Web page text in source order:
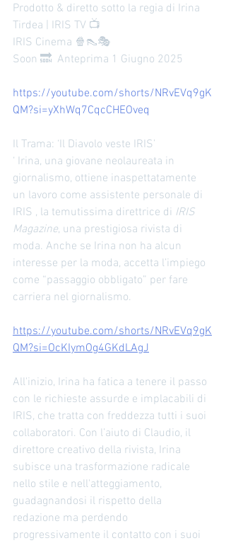
formazione moda professionale offre:
Corsi pratici e teorici Esperienze sul
campo Consulenze
Prodotto & diretto sotto la regia di Irina
Tirdea | IRIS TV 📺
IRIS Cinema 🍿👠🎭
Soon 🔜  Anteprima 1 Giugno 2025
https://youtube.com/shorts/NRvEVq9gK
QM?si=yXhWq7CqcCHEOveq
Il Trama: ‘Il Diavolo veste IRIS’
‘ Irina, una giovane neolaureata in
giornalismo, ottiene inaspettatamente
un lavoro come assistente personale di
IRIS , la temutissima direttrice di IRIS
Magazine, una prestigiosa rivista di
moda. Anche se Irina non ha alcun
interesse per la moda, accetta l’impiego
come “passaggio obbligato” per fare
carriera nel giornalismo.
https://youtube.com/shorts/NRvEVq9gK
QM?si=OcKIymOg4GKdLAgJ
All'inizio, Irina ha fatica a tenere il passo
con le richieste assurde e implacabili di
IRIS, che tratta con freddezza tutti i suoi
collaboratori. Con l’aiuto di Claudio, il
direttore creativo della rivista, Irina
subisce una trasformazione radicale
nello stile e nell'atteggiamento,
guadagnandosi il rispetto della
redazione ma perdendo
progressivamente il contatto con i suoi